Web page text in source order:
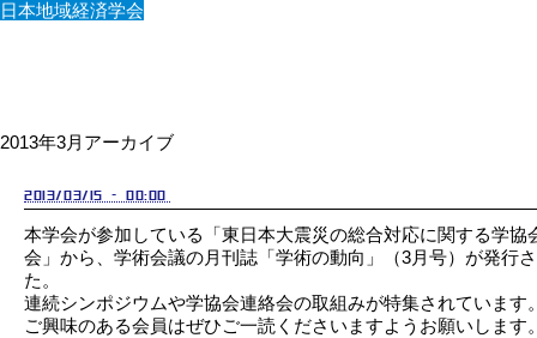
日本地域経済学会
2013年3月アーカイブ
2013/03/15 - 00:00
本学会が参加している「東日本大震災の総合対応に関する学協
会」から、学術会議の月刊誌「学術の動向」（3月号）が発行
た。
連続シンポジウムや学協会連絡会の取組みが特集されています
ご興味のある会員はぜひご一読くださいますようお願いします